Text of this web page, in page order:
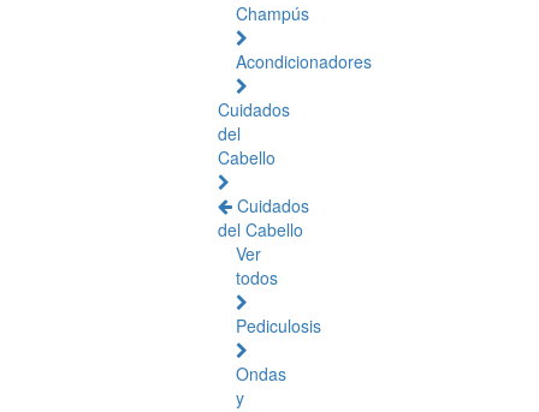
Champús
Acondicionadores
Cuidados
del
Cabello
Cuidados
del Cabello
Ver
todos
Pediculosis
Ondas
y